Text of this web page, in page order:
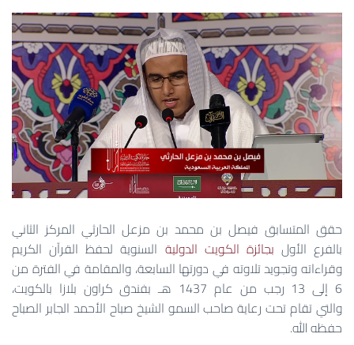
حقق المتسابق فيصل بن محمد بن مزعل الحارثي المركز الثاني
بالفرع الأول بجائزة الكويت الدولية السنوية لحفظ القرآن الكريم
وقراءاته وتجويد تلاوته في دورتها السابعة، والمقامة في الفترة من
6 إلى 13 رجب من عام 1437 هـ بفندق كراون بلازا بالكويت،
والتي تقام تحت رعاية صاحب السمو الشيخ صباح الأحمد الجابر الصباح
حفظه الله.